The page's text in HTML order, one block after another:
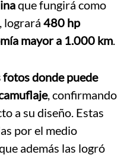
que fungirá como
logrará 480 hp
mayor a 1.000 km.
fotos donde puede
, confirmando
a su diseño. Estas
por el medio
además las logró